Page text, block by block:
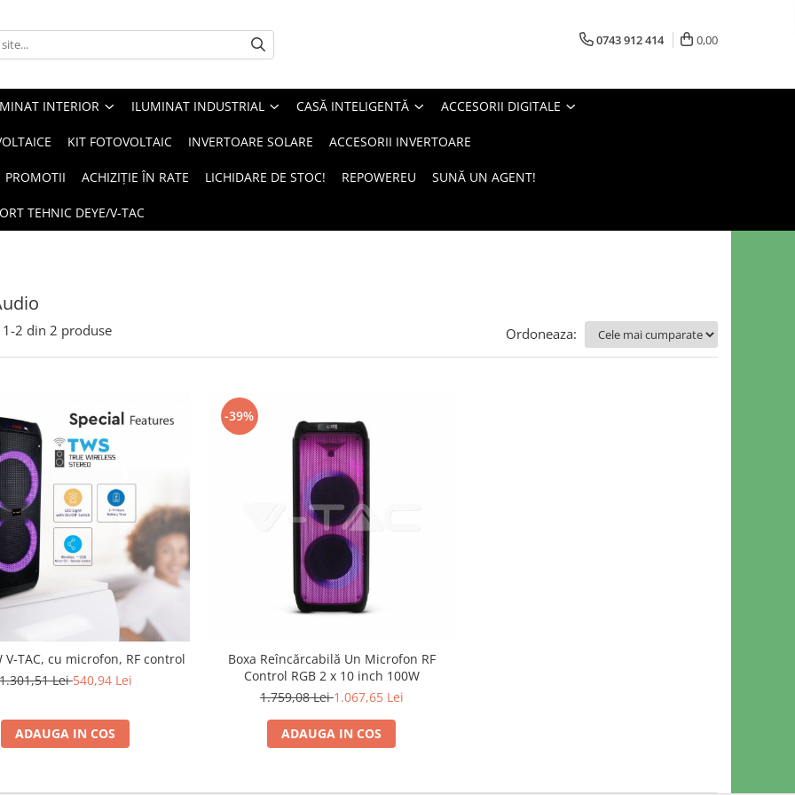
0743 912 414 0,00
INTERIOR ILUMINAT INDUSTRIAL CASĂ INTELIGENTĂ ACCESORII DIGITALE
KIT FOTOVOLTAIC INVERTOARE SOLARE ACCESORII INVERTOARE
PROMOTII ACHIZIȚIE ÎN RATE LICHIDARE DE STOC! REPOWEREU SUNĂ UN AGENT!
TEHNIC DEYE/V-TAC
1-2 din 2 produse Ordoneaza:
V-TAC, cu microfon, RF control
1.301,51 Lei540,94 Lei
ADAUGA IN COS
-39%
Boxa Reîncărcabilă Un Microfon RF
Control RGB 2 x 10 inch 100W
1.759,08 Lei1.067,65 Lei
ADAUGA IN COS